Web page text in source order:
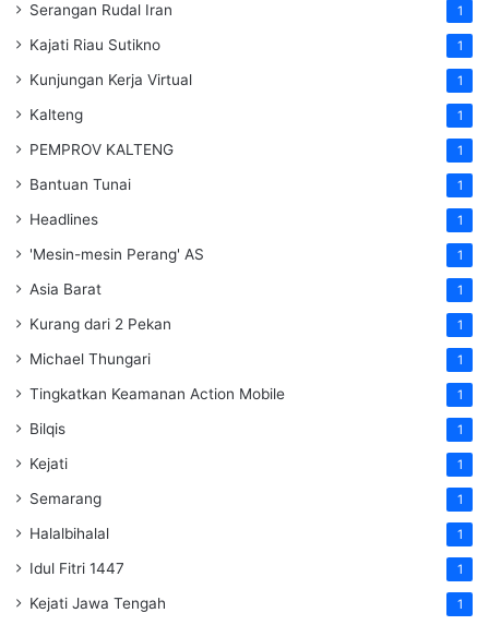
Serangan Rudal Iran 1
Kajati Riau Sutikno 1
Kunjungan Kerja Virtual 1
Kalteng 1
PEMPROV KALTENG 1
Bantuan Tunai 1
Headlines 1
'Mesin-mesin Perang' AS 1
Asia Barat 1
Kurang dari 2 Pekan 1
Michael Thungari 1
Tingkatkan Keamanan Action Mobile 1
Bilqis 1
Kejati 1
Semarang 1
Halalbihalal 1
Idul Fitri 1447 1
Kejati Jawa Tengah 1